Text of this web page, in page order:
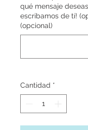
qué mensaje
escribamos de tí!
(opcional)
Cantidad *